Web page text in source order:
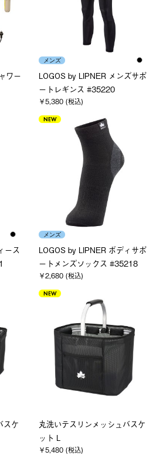
ワー
メンズ
LOGOS by LIPNER メンズサポ
ートレギンス #35220
￥5,380 (税込)
ース
NEW
メンズ
LOGOS by LIPNER ボディサポ
ートメンズソックス #35218
￥2,680 (税込)
スケ
NEW
丸洗いテスリンメッシュバスケ
ット L
￥5,480 (税込)